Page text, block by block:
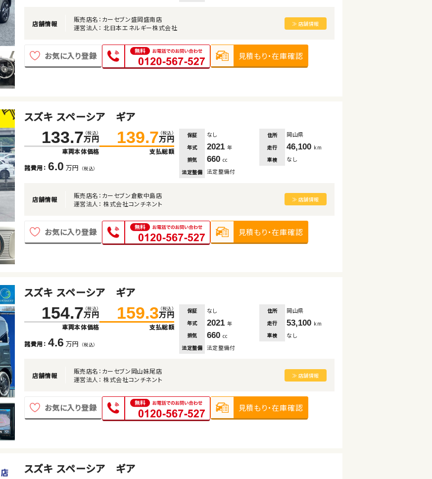
店舗情報
販売店名：カーセブン盛岡盛南店
運営法人： 北日本エネルギー株式会社
≫ 店舗情報
お気に入り登録 見積もり・在庫確認
スズキ スペーシア ギア
133.7 （税込）
万円
車両本体価格
139.7 （税込）
万円
支払総額
諸費用： 6.0 万円 （税込）
保証 なし 住所 岡山県
年式 2021 年 走行 46,100 km
排気
660 cc 車検 なし
法定整備 法定整備付
店舗情報
販売店名：カーセブン倉敷中島店
運営法人： 株式会社コンチネント
≫ 店舗情報
お気に入り登録 見積もり・在庫確認
スズキ スペーシア ギア
154.7 （税込）
万円
車両本体価格
159.3 （税込）
万円
支払総額
諸費用： 4.6 万円 （税込）
保証 なし 住所 岡山県
年式 2021 年 走行 53,100 km
排気
660 cc 車検 なし
法定整備 法定整備付
店舗情報
販売店名：カーセブン岡山妹尾店
運営法人： 株式会社コンチネント
≫ 店舗情報
お気に入り登録 見積もり・在庫確認
スズキ スペーシア ギア